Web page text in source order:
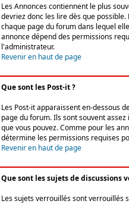
Les Annonces contiennent le plus
devriez donc les lire dès que
chaque page du forum dans lequel
annonce dépend des permissions
l'administrateur.
Revenir en haut de page
Que sont les Post-it ?
Les Post-it apparaissent en-dessous
page du forum. Ils sont souvent
que vous pouvez. Comme pour les
détermine les permissions requises
Revenir en haut de page
Que sont les sujets de discussions
Les sujets verrouillés sont